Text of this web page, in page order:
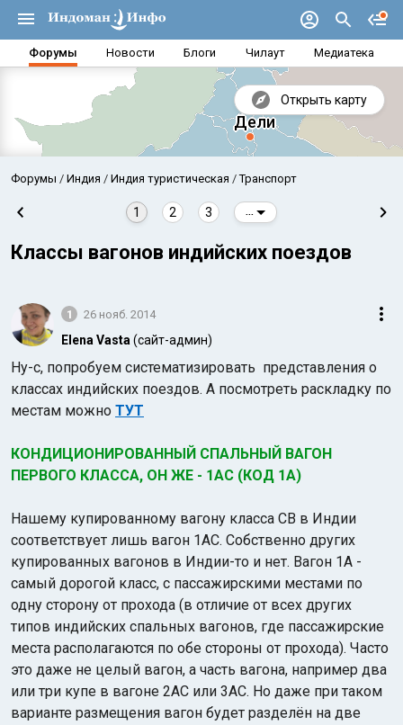
Форумы Новости Блоги Чилаут Медиатека
Открыть карту
Аравийское море
Форумы Индия Индия туристическая Транспорт
1 2 3
Классы вагонов индийских поездов
1 26 нояб. 2014
Elena Vasta (сайт-админ)
Ну-с, попробуем систематизировать представления о
классах индийских поездов. А посмотреть раскладку по
местам можно ТУТ
КОНДИЦИОНИРОВАННЫЙ СПАЛЬНЫЙ ВАГОН
ПЕРВОГО КЛАССА, ОН ЖЕ - 1АС (КОД 1А)
Нашему купированному вагону класса СВ в Индии
соответствует лишь вагон 1АC. Собственно других
купированных вагонов в Индии-то и нет. Вагон 1А -
самый дорогой класс, с пассажирскими местами по
одну сторону от прохода (в отличие от всех других
типов индийских спальных вагонов, где пассажирские
места располагаются по обе стороны от прохода). Часто
это даже не целый вагон, а часть вагона, например два
или три купе в вагоне 2АС или 3АС. Но даже при таком
варианте размещения вагон будет разделён на две